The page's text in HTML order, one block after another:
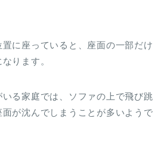
に座っていると、座面の一部だけ
ります。
る家庭では、ソファの上で飛び跳
が沈んでしまうことが多いようで